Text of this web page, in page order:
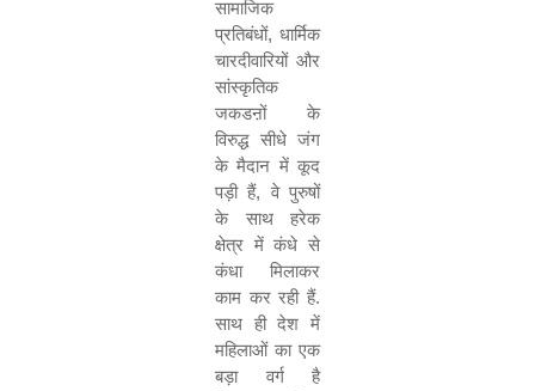
सामाजिक
प्रतिबंधों, धार्मिक
चारदीवारियों और
सांस्कृतिक
जकडऩों के
विरुद्ध सीधे जंग
के मैदान में कूद
पड़ी हैं, वे पुरुषों
के साथ हरेक
क्षेत्र में कंधे से
कंधा मिलाकर
काम कर रही हैं.
साथ ही देश में
महिलाओं का एक
बड़ा वर्ग है